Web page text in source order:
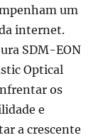
um
internet.
SDM-EON
Optical
os
e
a crescente